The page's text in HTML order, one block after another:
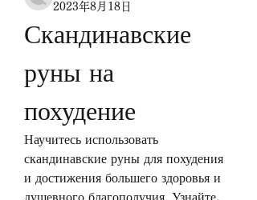
2023年8月18日
Скандинавские
руны на
похудение
Научитесь использовать
скандинавские руны для похудения
и достижения большего здоровья и
душевного благополучия. Узнайте,